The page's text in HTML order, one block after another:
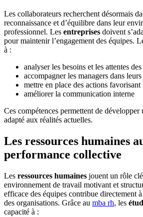
Les collaborateurs recherchent désormais
reconnaissance et d’équilibre dans leur
professionnel. Les entreprises doivent
pour maintenir l’engagement des équipes.
à :
analyser les besoins et les attentes
accompagner les managers dans
mettre en place des actions favorisant
améliorer la communication interne
Ces compétences permettent de développer
adapté aux réalités actuelles.
Les ressources humaines
performance collective
Les ressources humaines jouent un rôle
environnement de travail motivant et
efficace des équipes contribue directement
des organisations. Grâce au mba rh, les
capacité à :